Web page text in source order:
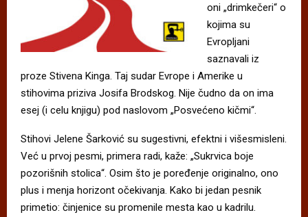
oni „drimkečeri“ o
kojima su
Evropljani
saznavali iz
proze Stivena Kinga. Taj sudar Evrope i Amerike u
stihovima priziva Josifa Brodskog. Nije čudno da on ima
esej (i celu knjigu) pod naslovom „Posvećeno kičmi“.
Stihovi Jelene Šarković su sugestivni, efektni i višesmisleni.
Već u prvoj pesmi, primera radi, kaže: „Sukrvica boje
pozorišnih stolica“. Osim što je poređenje originalno, ono
plus i menja horizont očekivanja. Kako bi jedan pesnik
primetio: činjenice su promenile mesta kao u kadrilu.